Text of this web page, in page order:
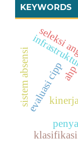
KEYWORDS
ahp
evaluasi cipp
sistem absensi
seleksi